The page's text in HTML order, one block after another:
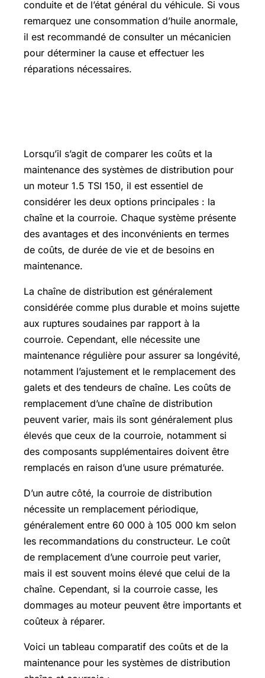
conduite et de l’état général du véhicule. Si vous
remarquez une consommation d’huile anormale,
il est recommandé de consulter un mécanicien
pour déterminer la cause et effectuer les
réparations nécessaires.
Lorsqu’il s’agit de comparer les coûts et la
maintenance des systèmes de distribution pour
un moteur 1.5 TSI 150, il est essentiel de
considérer les deux options principales : la
chaîne et la courroie. Chaque système présente
des avantages et des inconvénients en termes
de coûts, de durée de vie et de besoins en
maintenance.
La chaîne de distribution est généralement
considérée comme plus durable et moins sujette
aux ruptures soudaines par rapport à la
courroie. Cependant, elle nécessite une
maintenance régulière pour assurer sa longévité,
notamment l’ajustement et le remplacement des
galets et des tendeurs de chaîne. Les coûts de
remplacement d’une chaîne de distribution
peuvent varier, mais ils sont généralement plus
élevés que ceux de la courroie, notamment si
des composants supplémentaires doivent être
remplacés en raison d’une usure prématurée.
D’un autre côté, la courroie de distribution
nécessite un remplacement périodique,
généralement entre 60 000 à 105 000 km selon
les recommandations du constructeur. Le coût
de remplacement d’une courroie peut varier,
mais il est souvent moins élevé que celui de la
chaîne. Cependant, si la courroie casse, les
dommages au moteur peuvent être importants et
coûteux à réparer.
Voici un tableau comparatif des coûts et de la
maintenance pour les systèmes de distribution